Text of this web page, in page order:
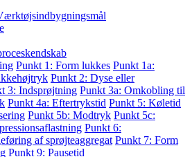
Punkt 1: Form lukkes Punkt 1a:
Punkt 2: Dyse eller
3: Indsprøjtning Punkt 3a: Omkobling til
Punkt 4a: Eftertrykstid Punkt 5: Køletid
Punkt 5b: Modtryk Punkt 5c:
Punkt 6:
af sprøjteaggregat Punkt 7: Form
Punkt 9: Pausetid